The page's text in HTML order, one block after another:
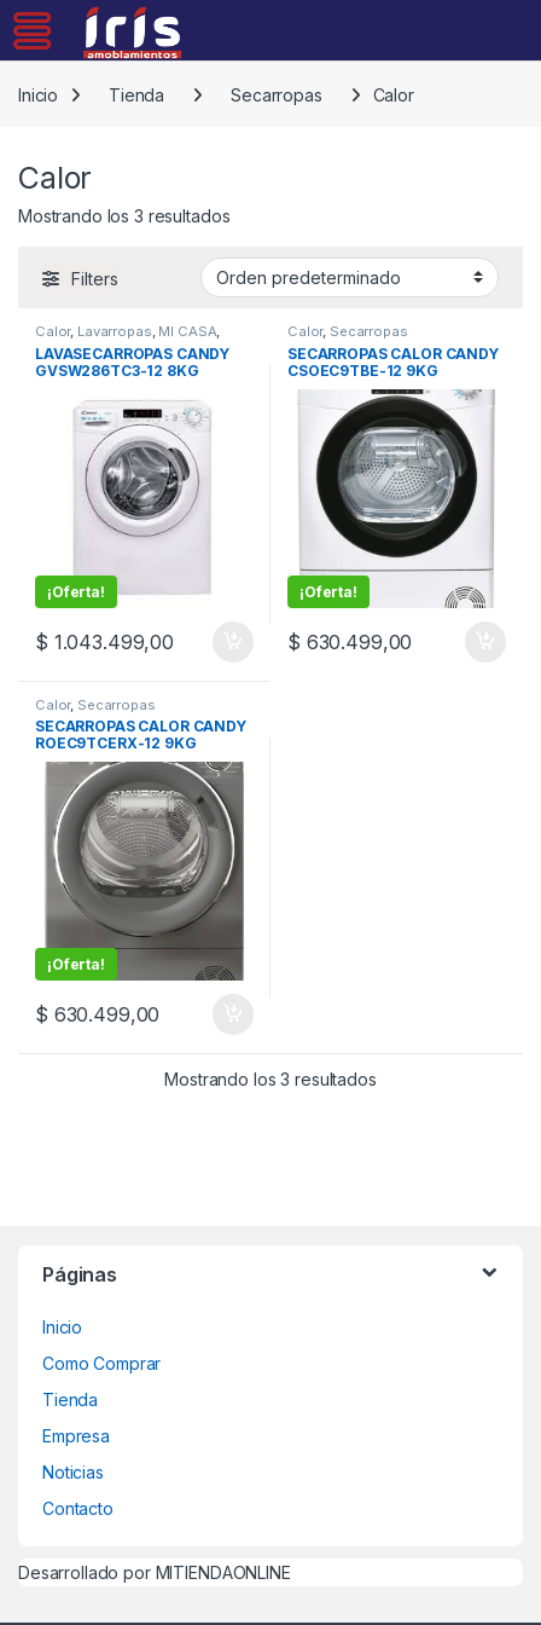
Inicio
Tienda Secarropas Calor
Calor
Mostrando los 3 resultados
Filters
Calor, Lavarropas, MI CASA,
Secarropas
LAVASECARROPAS CANDY
GVSW286TC3-12 8KG
¡Oferta!
$ 1.043.499,00
Calor, Secarropas
SECARROPAS CALOR CANDY
CSOEC9TBE-12 9KG
¡Oferta!
$ 630.499,00
Calor, Secarropas
SECARROPAS CALOR CANDY
ROEC9TCERX-12 9KG
¡Oferta!
$ 630.499,00
Mostrando los 3 resultados
Páginas
Inicio
Como Comprar
Tienda
Empresa
Noticias
Contacto
Desarrollado por MITIENDAONLINE